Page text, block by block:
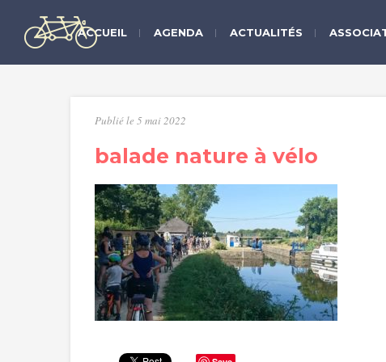
ACCUEIL AGENDA ACTUALITÉS
Publié le 5 mai 2022
balade nature à vélo